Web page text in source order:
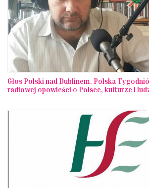
Głos Polski nad Dublinem. Polska
radiowej opowieści o Polsce, kulturze i